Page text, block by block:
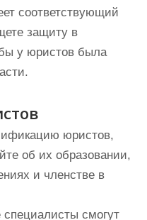
соответствующий
защиту в
у юристов была
юристов,
об их образовании,
и членстве в
смогут